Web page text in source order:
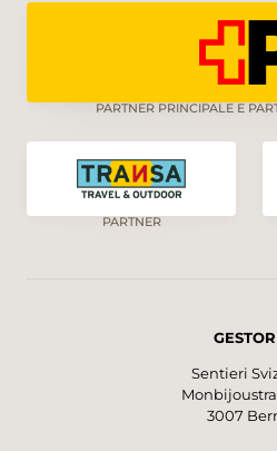
PARTNER PRINCIPALE E
PARTNER
Sentieri
3007